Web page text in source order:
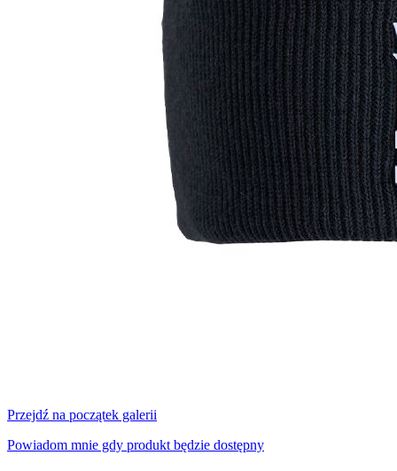
Przejdź na początek galerii
Powiadom mnie gdy produkt będzie dostępny